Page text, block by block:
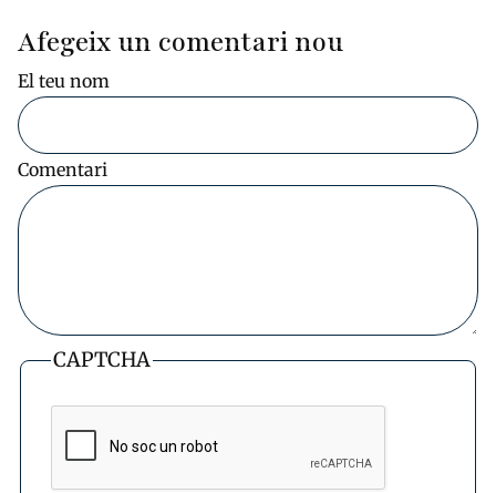
Afegeix un comentari nou
El teu nom
Comentari
CAPTCHA